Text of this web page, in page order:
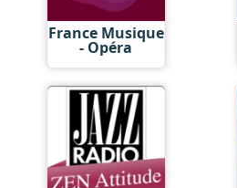
France Musique
- Opéra